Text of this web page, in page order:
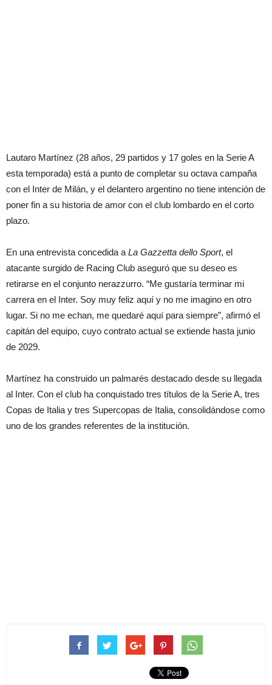
Lautaro Martínez (28 años, 29 partidos y 17 goles en la Serie A
esta temporada) está a punto de completar su octava campaña
con el Inter de Milán, y el delantero argentino no tiene intención de
poner fin a su historia de amor con el club lombardo en el corto
plazo.
En una entrevista concedida a La Gazzetta dello Sport, el
atacante surgido de Racing Club aseguró que su deseo es
retirarse en el conjunto nerazzurro. “Me gustaría terminar mi
carrera en el Inter. Soy muy feliz aquí y no me imagino en otro
lugar. Si no me echan, me quedaré aquí para siempre”, afirmó el
capitán del equipo, cuyo contrato actual se extiende hasta junio
de 2029.
Martínez ha construido un palmarés destacado desde su llegada
al Inter. Con el club ha conquistado tres títulos de la Serie A, tres
Copas de Italia y tres Supercopas de Italia, consolidándose como
uno de los grandes referentes de la institución.